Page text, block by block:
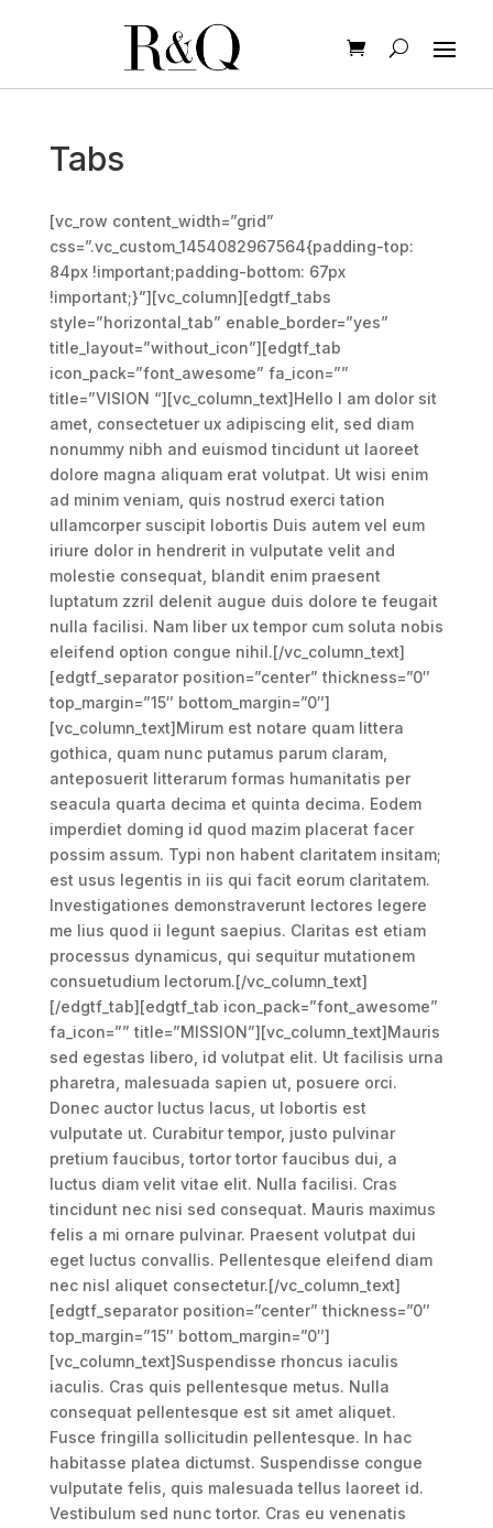
Tabs
[vc_row content_width=”grid”
css=”.vc_custom_1454082967564{padding-top:
84px !important;padding-bottom: 67px
!important;}”][vc_column][edgtf_tabs
style=”horizontal_tab” enable_border=”yes”
title_layout=”without_icon”][edgtf_tab
icon_pack=”font_awesome” fa_icon=””
title=”VISION “][vc_column_text]Hello I am dolor sit
amet, consectetuer ux adipiscing elit, sed diam
nonummy nibh and euismod tincidunt ut laoreet
dolore magna aliquam erat volutpat. Ut wisi enim
ad minim veniam, quis nostrud exerci tation
ullamcorper suscipit lobortis Duis autem vel eum
iriure dolor in hendrerit in vulputate velit and
molestie consequat, blandit enim praesent
luptatum zzril delenit augue duis dolore te feugait
nulla facilisi. Nam liber ux tempor cum soluta nobis
eleifend option congue nihil.[/vc_column_text]
[edgtf_separator position=”center” thickness=”0″
top_margin=”15″ bottom_margin=”0″]
[vc_column_text]Mirum est notare quam littera
gothica, quam nunc putamus parum claram,
anteposuerit litterarum formas humanitatis per
seacula quarta decima et quinta decima. Eodem
imperdiet doming id quod mazim placerat facer
possim assum. Typi non habent claritatem insitam;
est usus legentis in iis qui facit eorum claritatem.
Investigationes demonstraverunt lectores legere
me lius quod ii legunt saepius. Claritas est etiam
processus dynamicus, qui sequitur mutationem
consuetudium lectorum.[/vc_column_text]
[/edgtf_tab][edgtf_tab icon_pack=”font_awesome”
fa_icon=”” title=”MISSION”][vc_column_text]Mauris
sed egestas libero, id volutpat elit. Ut facilisis urna
pharetra, malesuada sapien ut, posuere orci.
Donec auctor luctus lacus, ut lobortis est
vulputate ut. Curabitur tempor, justo pulvinar
pretium faucibus, tortor tortor faucibus dui, a
luctus diam velit vitae elit. Nulla facilisi. Cras
tincidunt nec nisi sed consequat. Mauris maximus
felis a mi ornare pulvinar. Praesent volutpat dui
eget luctus convallis. Pellentesque eleifend diam
nec nisl aliquet consectetur.[/vc_column_text]
[edgtf_separator position=”center” thickness=”0″
top_margin=”15″ bottom_margin=”0″]
[vc_column_text]Suspendisse rhoncus iaculis
iaculis. Cras quis pellentesque metus. Nulla
consequat pellentesque est sit amet aliquet.
Fusce fringilla sollicitudin pellentesque. In hac
habitasse platea dictumst. Suspendisse congue
vulputate felis, quis malesuada tellus laoreet id.
Vestibulum sed nunc tortor. Cras eu venenatis